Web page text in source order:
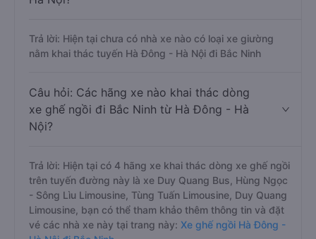
xe giường nằm đi Bắc Ninh từ Hà Đông -
Hà Nội?
Trả lời: Hiện tại chưa có nhà xe nào có loại xe giường
nằm khai thác tuyến Hà Đông - Hà Nội đi Bắc Ninh
xe ghế ngồi đi Bắc Ninh từ Hà Đông - Hà
Nội?
Trả lời: Hiện tại có 4 hãng xe khai thác dòng xe ghế ngồi
trên tuyến đường này là xe Duy Quang Bus, Hùng Ngọc